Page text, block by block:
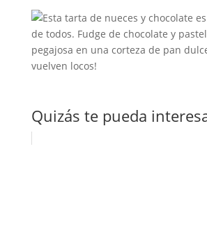
Quizás te pueda